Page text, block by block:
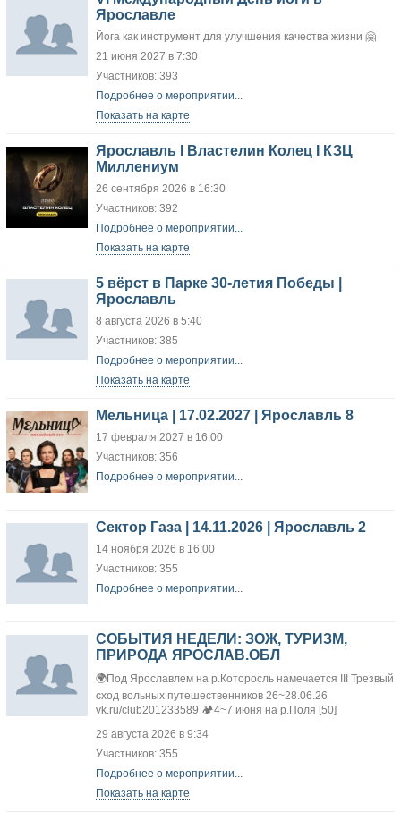
Ярославле
Йога как инструмент для улучшения качества жизни 🤗
21 июня 2027 в 7:30
Участников: 393
Подробнее о мероприятии...
Показать на карте
Ярославль I Властелин Колец I КЗЦ
Миллениум
26 сентября 2026 в 16:30
Участников: 392
Подробнее о мероприятии...
Показать на карте
5 вёрст в Парке 30-летия Победы |
Ярославль
8 августа 2026 в 5:40
Участников: 385
Подробнее о мероприятии...
Показать на карте
Мельница | 17.02.2027 | Ярославль 8
17 февраля 2027 в 16:00
Участников: 356
Подробнее о мероприятии...
Сектор Газа | 14.11.2026 | Ярославль 2
14 ноября 2026 в 16:00
Участников: 355
Подробнее о мероприятии...
СОБЫТИЯ НЕДЕЛИ: ЗОЖ, ТУРИЗМ,
ПРИРОДА ЯРОСЛАВ.ОБЛ
🌍Под Ярославлем на р.Которосль намечается III Трезвый
сход вольных путешественников 26~28.06.26
vk.ru/club201233589 🏕4~7 июня на р.Поля [50]
29 августа 2026 в 9:34
Участников: 355
Подробнее о мероприятии...
Показать на карте